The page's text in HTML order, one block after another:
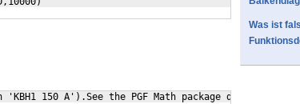
'KBH1 150 A' ) .See the PGF Math package
Was ist